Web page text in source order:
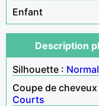
Enfant
Description
Silhouette :
Coupe de cheveux
Courts